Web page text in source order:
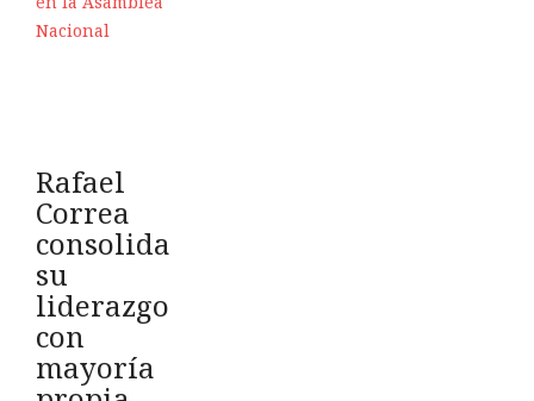
Rafael
Correa
consolida
su
liderazgo
con
mayoría